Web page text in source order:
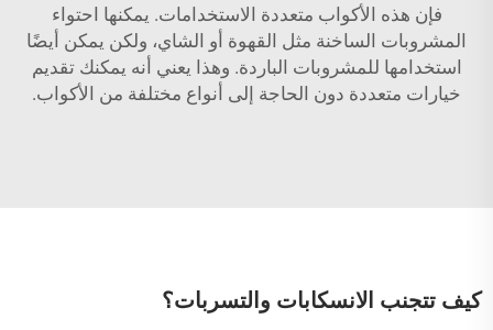
فإن هذه الأكواب متعددة الاستخدامات. يمكنها احتواء
المشروبات الساخنة مثل القهوة أو الشاي، ولكن يمكن أيضًا
استخدامها للمشروبات الباردة. وهذا يعني أنه يمكنك تقديم
خيارات متعددة دون الحاجة إلى أنواع مختلفة من الأكواب.
كيف تتجنب الانسكابات والتسربات؟